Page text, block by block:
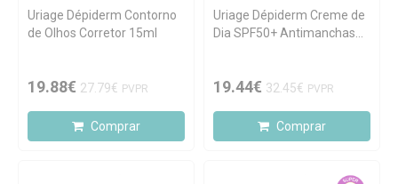
Uriage Dépiderm Contorno
de Olhos Corretor 15ml
19.88€ 27.79€ PVPR
Comprar
Uriage Dépiderm Creme de
Dia SPF50+ Antimanchas
19.44€ 32.45€ PVPR
Comprar